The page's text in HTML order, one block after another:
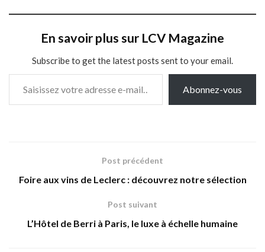
En savoir plus sur LCV Magazine
Subscribe to get the latest posts sent to your email.
Saisissez votre adresse e-mail…
Abonnez-vous
Post précédent
Foire aux vins de Leclerc : découvrez notre sélection
Post suivant
L’Hôtel de Berri à Paris, le luxe à échelle humaine